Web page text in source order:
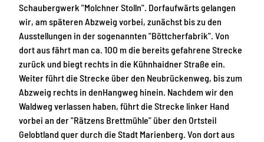
Schaubergwerk "Molchner Stolln". Dorfaufwärts gelangen
wir, am späteren Abzweig vorbei, zunächst bis zu den
Ausstellungen in der sogenannten "Böttcherfabrik". Von
dort aus fährt man ca. 1OO m die bereits gefahrene Strecke
zurück und biegt rechts in die Kühnhaidner Straße ein.
Weiter führt die Strecke über den Neubrückenweg, bis zum
Abzweig rechts in denHangweg hinein. Nachdem wir den
Waldweg verlassen haben, führt die Strecke linker Hand
vorbei an der "Rätzens Brettmühle" über den Ortsteil
Gelobtland quer durch die Stadt Marienberg. Von dort aus